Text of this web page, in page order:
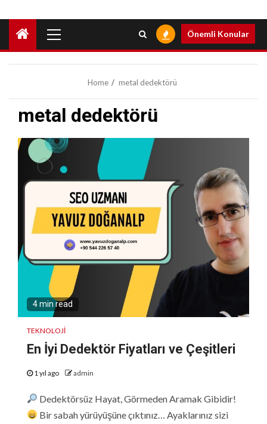
Menu
Önemli Konular
Home metal dedektörü
metal dedektörü
4 min read
TEKNOLOJI
En İyi Dedektör Fiyatları ve Çeşitleri
1 yıl ago admin
Dedektörsüz Hayat, Görmeden Aramak Gibidir!
Bir sabah yürüyüşüne çıktınız… Ayaklarınız sizi